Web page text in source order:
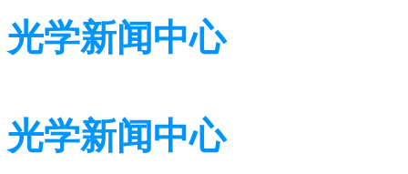
光学新闻中心
光学新闻中心